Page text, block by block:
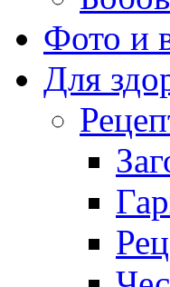
Фото и
Для